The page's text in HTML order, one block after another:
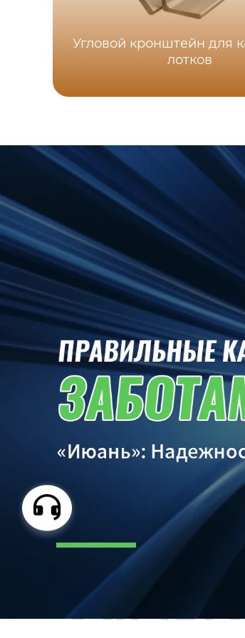
Угловой кронштейн для
лотков